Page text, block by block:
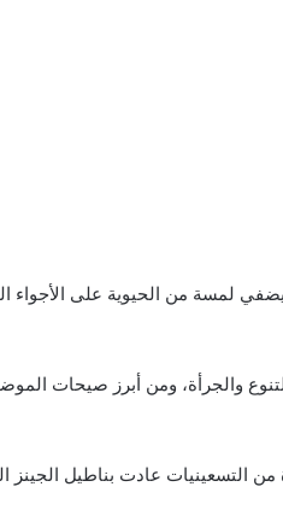
لمسة من الحيوية على الأجواء
مختلف الأزياء لتناسب إطلالاتك المختلفة، سواء كانت كاجوال أو رسمية بناطيل 2026 بتتميز بالتنوع
التسعينيات عادت بناطيل الجينز